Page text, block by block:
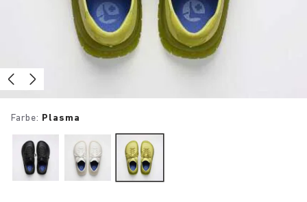
Farbe: Plasma